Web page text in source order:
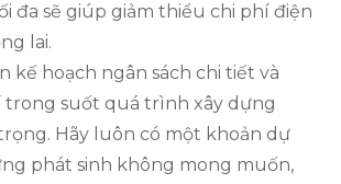
đa sẽ giúp giảm thiểu chi phí điện
lai.
kế hoạch ngân sách chi tiết và
trong suốt quá trình xây dựng
Hãy luôn có một khoản dự
phát sinh không mong muốn,